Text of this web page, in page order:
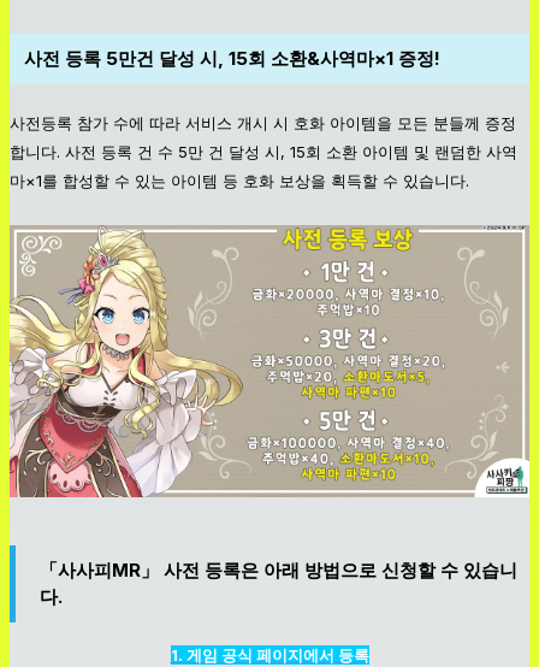
사전 등록 5만건 달성 시, 15회 소환&사역마×1 증정!
사전등록 참가 수에 따라 서비스 개시 시 호화 아이템을 모든 분들께 증정
합니다. 사전 등록 건 수 5만 건 달성 시, 15회 소환 아이템 및 랜덤한 사역
마×1를 합성할 수 있는 아이템 등 호화 보상을 획득할 수 있습니다.
「사사피MR」 사전 등록은 아래 방법으로 신청할 수 있습니
다.
1. 게임 공식 페이지에서 등록